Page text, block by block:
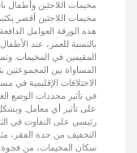
مخيمات اللاجئين وأطفال
مخيمات اللاجئين أقصر
هذه الورقة العوامل
بالنسبة للعمر، عند
المقيمين في المخيمات.
المساواة بين
الاختلافات الإقليمية في
في تأثير محددات الوضع
على تأثير أي معامل.
رئيسي على التفاوت في
التخفيف من حدة الفقر،
سكان المخيمات، من فجوة